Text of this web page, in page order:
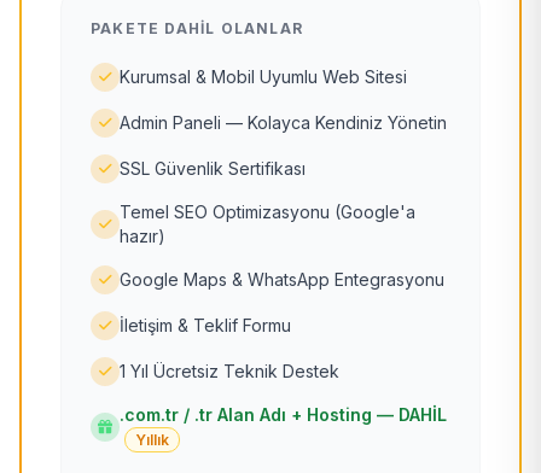
PAKETE DAHIL OLANLAR
Kurumsal & Mobil Uyumlu Web Sitesi
Admin Paneli — Kolayca Kendiniz Yönetin
SSL Güvenlik Sertifikası
Temel SEO Optimizasyonu (Google'a
hazır)
Google Maps & WhatsApp Entegrasyonu
İletişim & Teklif Formu
1 Yıl Ücretsiz Teknik Destek
.com.tr / .tr Alan Adı + Hosting — DAHİL
Yıllık